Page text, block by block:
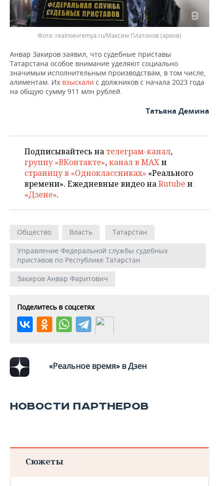
realnoevremya.ru/Максим Платонов (архив)
Анвар Закиров заявил, что судебные приставы
Татарстана особое внимание уделяют социально
значимым исполнительным производствам, в том числе,
алиментам. Их взыскали с должников с начала 2023 года
на общую сумму 911 млн рублей.
Татьяна Демина
Подписывайтесь на телеграм-канал,
группу «ВКонтакте»,канал в MAXи
страницу в «Одноклассниках» «Реального
времени». Ежедневные видео наRutube и
«Дзене».
Общество Власть
Татарстан
Управление Федеральной службы судебных
приставов по Республике Татарстан
Закиров Анвар Фаритович
Поделитесь в соцсетях
«Реальное время» в Дзен
НОВОСТИ ПАРТНЕРОВ
Сюжеты